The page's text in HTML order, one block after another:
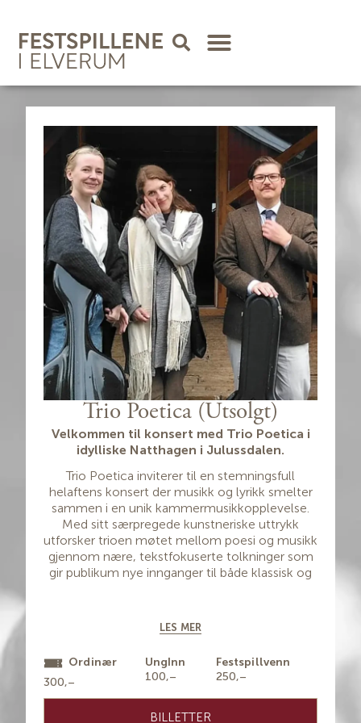
Trio Poetica (Utsolgt)
Velkommen til konsert med Trio Poetica i
idylliske Natthagen i Julussdalen.
Trio Poetica inviterer til en stemningsfull
helaftens konsert der musikk og lyrikk smelter
sammen i en unik kammermusikkopplevelse.
Med sitt særpregede kunstneriske uttrykk
utforsker trioen møtet mellom poesi og musikk
gjennom nære, tekstfokuserte tolkninger som
gir publikum nye innganger til både klassisk og
, komponert av Tirill Mohn til tekster
Verket henter inspirasjon fra natur, minner og
menneskets tilknytning til landskapet, og får en
særlig resonans i de vakre omgivelsene i
Julussdalen. Under konserten vil Britt Karin
LES MER
Ordinær
300,–
UngInn
100,–
Festspillvenn
250,–
BILLETTER